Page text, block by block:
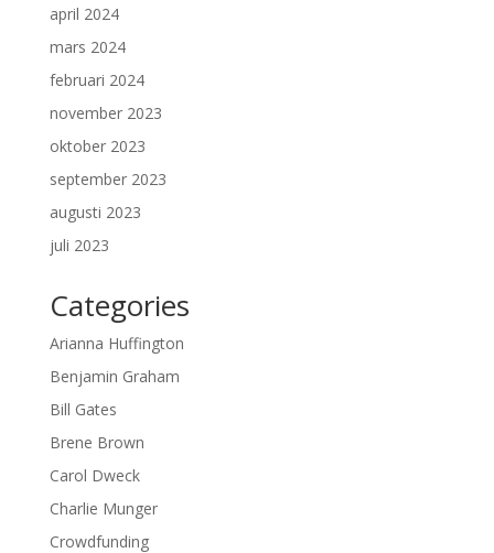
april 2024
mars 2024
februari 2024
november 2023
oktober 2023
september 2023
augusti 2023
juli 2023
Categories
Arianna Huffington
Benjamin Graham
Bill Gates
Brene Brown
Carol Dweck
Charlie Munger
Crowdfunding